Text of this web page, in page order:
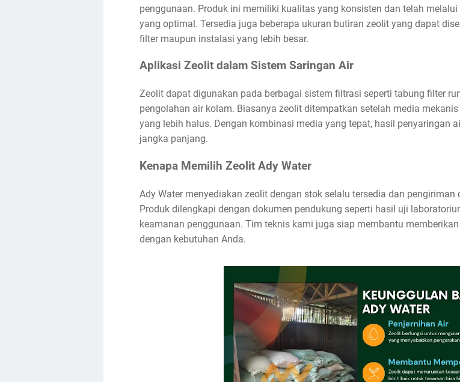
penggunaan. Produk ini memiliki kualitas yang konsisten dan telah
yang optimal. Tersedia juga beberapa ukuran butiran zeolit yang dapat
filter maupun instalasi yang lebih besar.
Aplikasi Zeolit dalam Sistem Saringan Air
Zeolit dapat digunakan pada berbagai sistem filtrasi seperti tabung filter
pengolahan air kolam. Biasanya zeolit ditempatkan setelah media
yang lebih halus. Dengan kombinasi media yang tepat, hasil penyaringan
jangka panjang.
Kenapa Memilih Zeolit Ady Water
Ady Water menyediakan zeolit dengan stok selalu tersedia dan
Produk dilengkapi dengan dokumen pendukung seperti hasil uji
keamanan penggunaan. Tim teknis kami juga siap membantu
dengan kebutuhan Anda.